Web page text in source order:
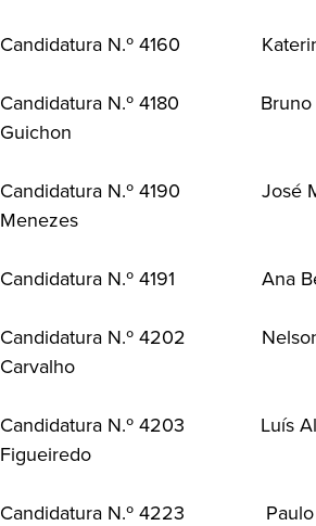
Candidatura N.º 4160 Katerina
Candidatura N.º 4180 Bruno
Guichon
Candidatura N.º 4190 José
Menezes
Candidatura N.º 4191 Ana
Candidatura N.º 4202 Nelson
Carvalho
Candidatura N.º 4203 Luís
Figueiredo
Candidatura N.º 4223 Paulo